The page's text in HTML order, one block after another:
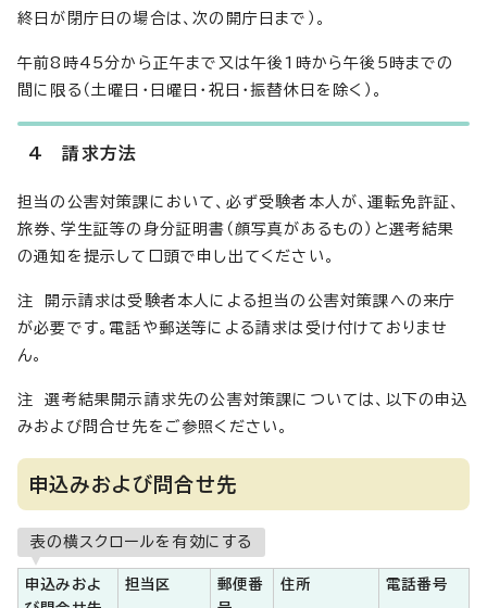
終日が閉庁日の場合は、次の開庁日まで）。
午前8時45分から正午まで又は午後1時から午後5時までの
間に限る（土曜日・日曜日・祝日・振替休日を除く）。
4 請求方法
担当の公害対策課において、必ず受験者本人が、運転免許証、
旅券、学生証等の身分証明書（顔写真があるもの）と選考結果
の通知を提示して口頭で申し出てください。
注 開示請求は受験者本人による担当の公害対策課への来庁
が必要です。電話や郵送等による請求は受け付けておりませ
ん。
注 選考結果開示請求先の公害対策課については、以下の申込
みおよび問合せ先をご参照ください。
申込みおよび問合せ先
表の横スクロールを有効にする
申込みおよ
担当区
郵便番
住所 電話番号